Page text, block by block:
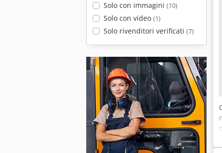
Solo con immagini (10)
Solo con video (1)
Solo rivenditori verificati (7)